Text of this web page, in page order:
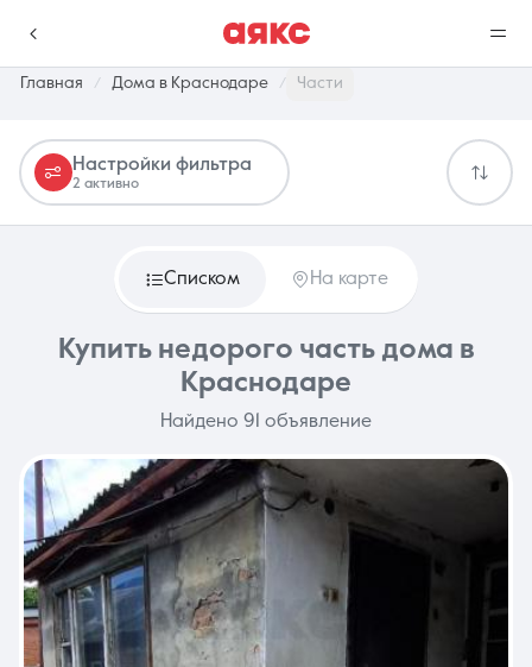
г. Краснодар
Недвижимость Услуги
О компании Контакты
Главная Дома в Краснодаре Части
Настройки фильтра
2 активно
Списком На карте
Купить недорого часть дома в
Краснодаре
Найдено 91 объявление